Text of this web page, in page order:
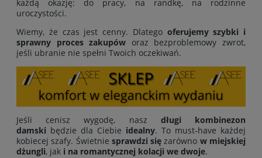
każdą okazję: do pracy, na randkę, na rodzinne
uroczystości.
Wiemy, że czas jest cenny. Dlatego oferujemy szybki i
sprawny proces zakupów oraz bezproblemowy zwrot,
jeśli ubranie nie spełni Twoich oczekiwań.
Jeśli cenisz wygodę, nasz długi kombinezon
damski będzie dla Ciebie idealny. To must-have każdej
kobiecej szafy. Świetnie sprawdzi się zarówno w miejskiej
dżungli, jak i na romantycznej kolacji we dwoje.